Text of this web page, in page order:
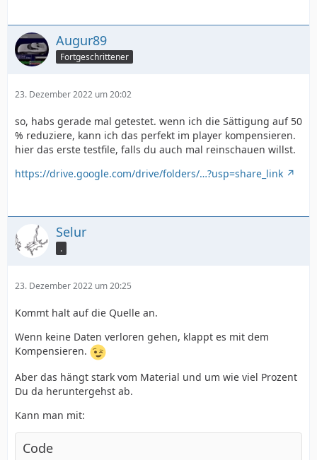
Augur89
Fortgeschrittener
23. Dezember 2022 um 20:02
so, habs gerade mal getestet. wenn ich die Sättigung auf 50
% reduziere, kann ich das perfekt im player kompensieren.
hier das erste testfile, falls du auch mal reinschauen willst.
https://drive.google.com/drive/folders/…?usp=share_link
Selur
.
23. Dezember 2022 um 20:25
Kommt halt auf die Quelle an.
Wenn keine Daten verloren gehen, klappt es mit dem
Kompensieren.
Aber das hängt stark vom Material und um wie viel Prozent
Du da heruntergehst ab.
Kann man mit:
Code